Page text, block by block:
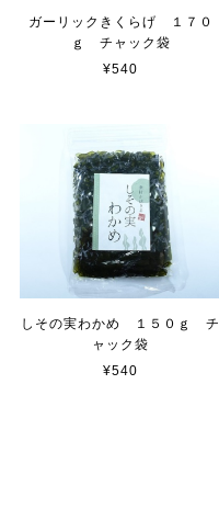
ガーリックきくらげ １７０
ｇ チャック袋
¥540
しその実わかめ １５０ｇ チ
ャック袋
¥540